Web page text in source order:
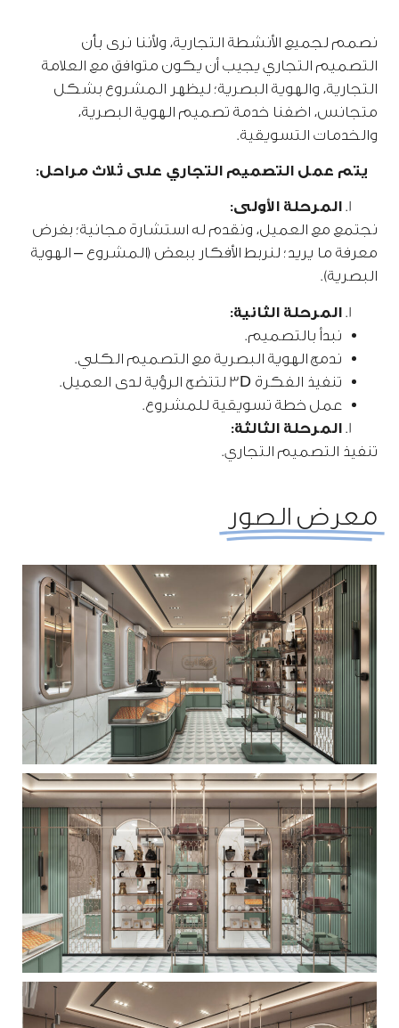
نصمم لجميع الأنشطة التجارية، ولأننا نرى بأن
التصميم التجاري يجيب أن يكون متوافق مع العلامة
التجارية، والهوية البصرية؛ ليظهر المشروع بشكل
متجانس، اضفنا خدمة تصميم الهوية البصرية،
والخدمات التسويقية.
يتم عمل التصميم التجاري على ثلاث مراحل:
المرحلة الأولى:
نجتمع مع العميل، ونقدم له استشارة مجانية؛ بغرض
معرفة ما يريد؛ لنربط الأفكار ببعض (المشروع – الهوية
البصرية).
المرحلة الثانية:
نبدأ بالتصميم.
ندمج الهوية البصرية مع التصميم الكلي.
تنفيذ الفكرة 3D لتتضح الرؤية لدى العميل.
عمل خطة تسويقية للمشروع.
المرحلة الثالثة:
تنفيذ التصميم التجاري.
معرض الصور